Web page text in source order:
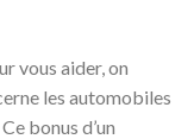
vous aider, on
les automobiles
bonus d’un